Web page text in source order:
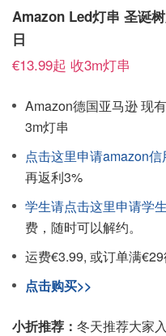
Amazon Led灯串 圣诞
日
€13.99起 收3m灯串
Amazon德国亚马逊 现
3m灯串
点击这里申请amazon信
再返利3%
学生请点击这里申请学
费，随时可以解约。
运费€3.99, 或订单满€29
点击购买>>
小折推荐： 冬天推荐大家